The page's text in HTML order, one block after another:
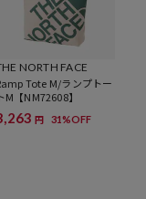
呼びました。
ィンチと称されるバ
、世界初のドーム型
えました。
り方、ものを大事に
FACEのミッション
NORTH FACE
Tote M/ランプトー
M【NM72608】
円 31%OFF